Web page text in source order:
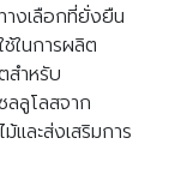
งเลือกที่ยั่งยืน
ช้ในการผลิต
ำหรับ
ลูโลสจาก
ละส่งเสริมการ